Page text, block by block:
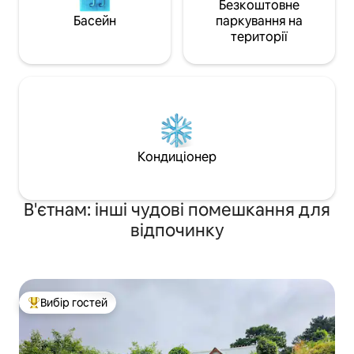
Басейн
Безкоштовне
паркування на
території
Кондиціонер
В'єтнам: інші чудові помешкання для
відпочинку
Топ вибір гостей
Вибір гостей